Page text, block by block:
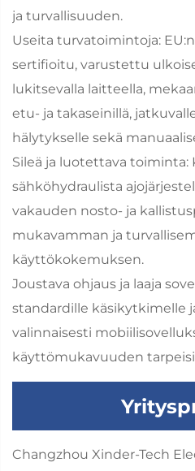
ja turvallisuuden.
Useita turvatoimintoja: EU:n
sertifioitu, varustettu
lukitsevalla laitteella,
etu- ja takaseinillä,
hälytykselle sekä
Sileä ja luotettava toiminta:
sähköhydraulista
vakauden nosto- ja
mukavamman ja
käyttökokemuksen.
Joustava ohjaus ja laaja
standardille käsikytkimelle
valinnaisesti
käyttömukavuuden
Changzhou Xinder-Tech